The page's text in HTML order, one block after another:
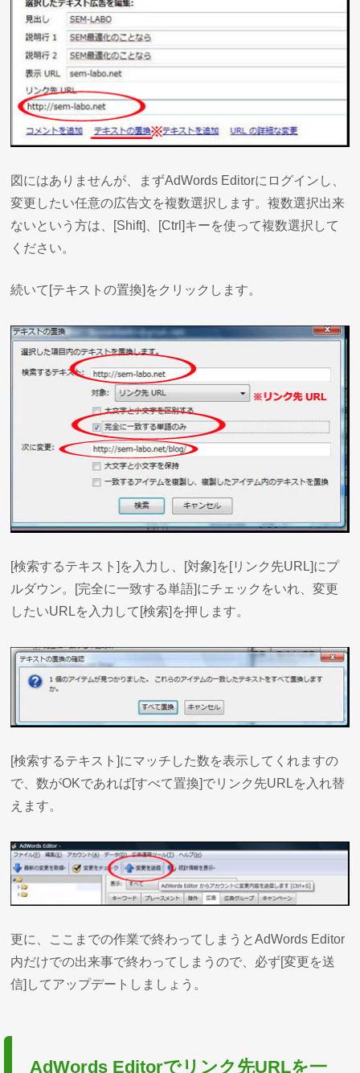
図にはありませんが、まずAdWords Editorにログインし、
変更したい任意の広告文を複数選択します。複数選択出来
ないという方は、[Shift]、[Ctrl]キーを使って複数選択して
ください。
続いて[テキストの置換]をクリックします。
[検索するテキスト]を入力し、[対象]を[リンク先URL]にプ
ルダウン。[完全に一致する単語]にチェックをいれ、変更
したいURLを入力して[検索]を押します。
[検索するテキスト]にマッチした数を表示してくれますの
で、数がOKであれば[すべて置換]でリンク先URLを入れ替
えます。
更に、ここまでの作業で終わってしまうとAdWords Editor
内だけでの出来事で終わってしまうので、必ず[変更を送
信]してアップデートしましょう。
AdWords Editorでリンク先URLを一